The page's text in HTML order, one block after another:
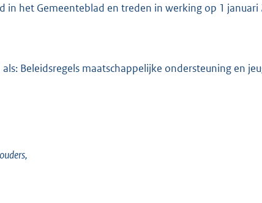
in het Gemeenteblad en treden in werking op 1 januari
Beleidsregels maatschappelijke ondersteuning en